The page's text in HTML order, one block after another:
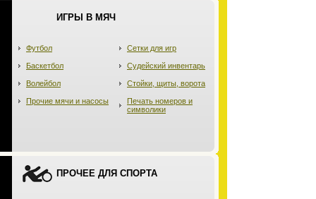
ИГРЫ В МЯЧ
Футбол
Баскетбол
Волейбол
Прочие мячи и насосы
Сетки для игр
Судейский инвентарь
Стойки, щиты, ворота
Печать номеров и
символики
ПРОЧЕЕ ДЛЯ СПОРТА